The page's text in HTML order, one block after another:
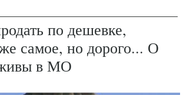
по дешевке,
самое, но дорого... О
в МО